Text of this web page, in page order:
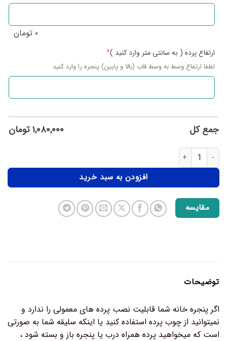
۰ تومان
ارتفاع پرده ( به سانتی متر وارد کنید )*
لطفا ارتفاع وسط به وسط قاب (بالا و پایین) پنجره را وارد کنید
جمع کل ۱,۰۸۰,۰۰۰ تومان
افزودن به سبد خرید
مقایسه
توضیحات
اگر پنجره خانه شما قابلیت نصب پرده های معمولی را ندارد و
نمیتوانید از چوب پرده استفاده کنید یا اینکه سلیقه شما به صورتی
است که میخواهید پرده همراه درب یا پنجره باز و بسته شود ،